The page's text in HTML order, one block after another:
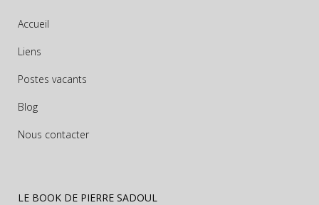
Accueil
Liens
Postes vacants
Blog
Nous contacter
LE BOOK DE PIERRE SADOUL